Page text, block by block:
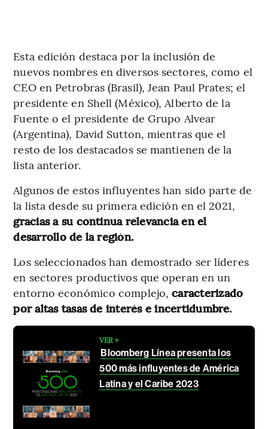
Esta edición destaca por la inclusión de
nuevos nombres en diversos sectores, como el
CEO en Petrobras (Brasil), Jean Paul Prates; el
presidente en Shell (México), Alberto de la
Fuente o el presidente de Grupo Alvear
(Argentina), David Sutton, mientras que el
resto de los destacados se mantienen de la
lista anterior.
Algunos de estos influyentes han sido parte de
la lista desde su primera edición en el 2021,
gracias a su continua relevancia en el
desarrollo de la región.
Los seleccionados han demostrado ser líderes
en sectores productivos que operan en un
entorno económico complejo,caracterizado
por altas tasas de interés e incertidumbre.
VER +
Bloomberg Línea presenta los
500 más influyentes de América
Latina y el Caribe 2023